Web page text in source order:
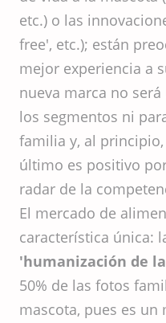
etc.) o las
free', etc.); están
mejor experiencia a
nueva marca no
los segmentos ni
familia y, al
último es positivo
radar de la
El mercado de
característica única:
'humanización de
50% de las fotos
mascota, pues es